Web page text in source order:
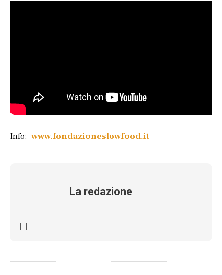
Info: www.fondazioneslowfood.it
La redazione
[...]